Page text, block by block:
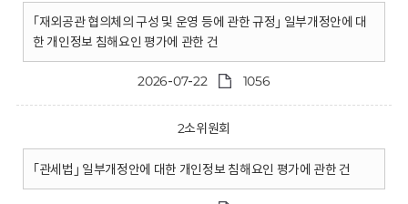
｢재외공관 협의체의 구성 및 운영 등에 관한 규정｣ 일부개정안에 대
한 개인정보 침해요인 평가에 관한 건
2026-07-22 1056
2소위원회
｢관세법｣ 일부개정안에 대한 개인정보 침해요인 평가에 관한 건